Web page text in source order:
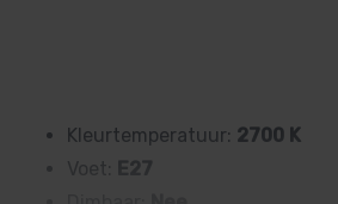
Kleurtemperatuur: 2700 K
Voet:
E27